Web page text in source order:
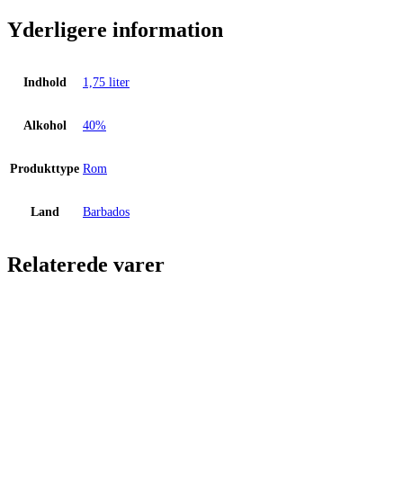
1,75
liter
antal
Yderligere information
Indhold 1,75 liter
Alkohol 40%
Produkttype Rom
Land Barbados
Relaterede varer